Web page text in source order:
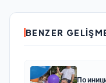
BENZER
По